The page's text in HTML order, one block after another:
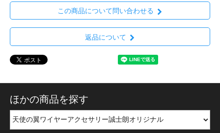
この商品について問い合わせる
返品について
ほかの商品を探す